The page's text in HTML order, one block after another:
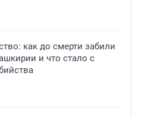
как до смерти забили
и что стало с